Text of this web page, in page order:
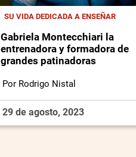
SU VIDA DEDICADA A ENSEÑAR
Gabriela Montecchiari la
entrenadora y formadora de
grandes patinadoras
Por Rodrigo Nistal
29 de agosto, 2023